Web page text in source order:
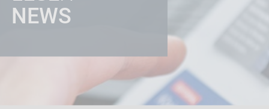
NEWS